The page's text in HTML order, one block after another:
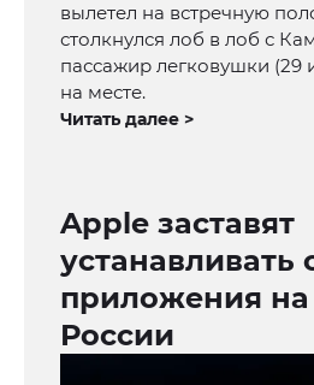
вылетел на встречную
столкнулся лоб в лоб с
пассажир легковушки (29
на месте.
Читать далее >
Apple заставят
устанавливать
приложения на
России